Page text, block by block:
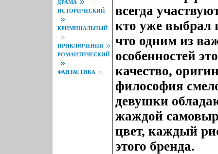
ДРАМА
ИСТОРИЧЕСКИЙ
КРИМИНАЛЬНЫЙ
ПРИКЛЮЧЕНИЯ
РОМАНТИЧЕСКИЙ
ФАНТАСТИКА
всегда
кто уже выбрал
что одним из
особенностей
качество,
философия
девушки
жаждой
цвет, каждый
этого бренда.